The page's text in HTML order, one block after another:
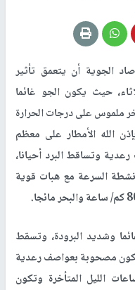
الجوية أن يتعمق تأثير
حيث يكون الجو غائما
ملموس على درجات الحرارة
الله الأمطار على معظم
وتساقط البرد أحيانا،
السرعة مع هبات قوية
وشديد البرودة، وتسقط
مصحوبة بعواصف رعدية
الليل المتأخرة وتكون